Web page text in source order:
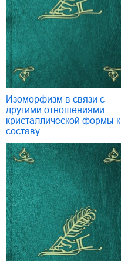
Изоморфизм в связи с
другими отношениями
кристаллической формы к
составу